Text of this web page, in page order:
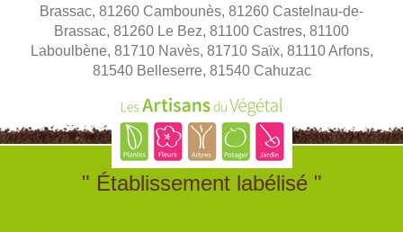
Brassac, 81260 Cambounès, 81260 Castelnau-de-
Brassac, 81260 Le Bez, 81100 Castres, 81100
Laboulbène, 81710 Navès, 81710 Saïx, 81110 Arfons,
81540 Belleserre, 81540 Cahuzac
" Établissement labélisé "